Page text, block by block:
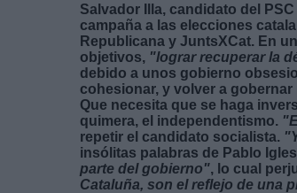
Salvador Illa, candidato del
campaña a las elecciones
Republicana y JuntsXCat. En
objetivos, "lograr recuperar la
debido a unos gobierno
cohesionar, y volver a
Que necesita que se haga
quimera, el independentismo.
repetir el candidato socialista.
insólitas palabras de Pablo
parte del gobierno", lo cual
Cataluña, son el reflejo de una